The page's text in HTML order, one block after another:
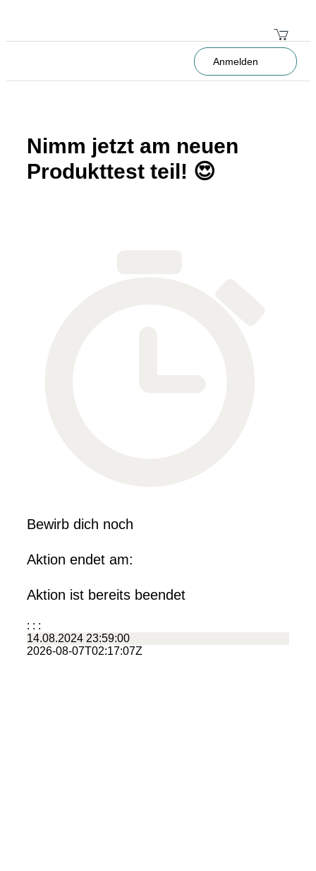
Anmelden
Nimm jetzt am neuen
Produkttest teil! 😍
Bewirb dich noch
Aktion endet am:
Aktion ist bereits beendet
: : :
14.08.2024 23:59:00
2026-08-07T02:17:07Z